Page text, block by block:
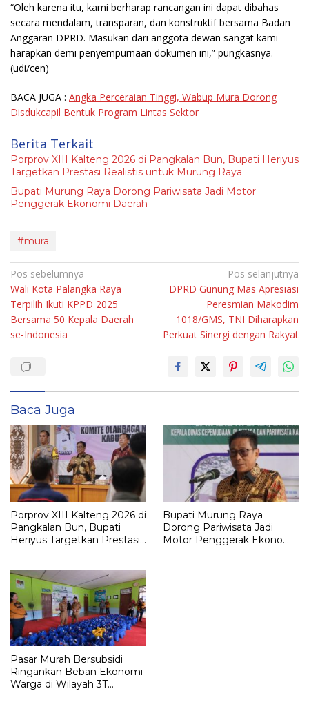
“Oleh karena itu, kami berharap rancangan ini dapat dibahas
secara mendalam, transparan, dan konstruktif bersama Badan
Anggaran DPRD. Masukan dari anggota dewan sangat kami
harapkan demi penyempurnaan dokumen ini,” pungkasnya.
(udi/cen)
BACA JUGA : Angka Perceraian Tinggi, Wabup Mura Dorong
Disdukcapil Bentuk Program Lintas Sektor
Berita Terkait
Porprov XIII Kalteng 2026 di Pangkalan Bun, Bupati Heriyus
Targetkan Prestasi Realistis untuk Murung Raya
Bupati Murung Raya Dorong Pariwisata Jadi Motor
Penggerak Ekonomi Daerah
#mura
Navigasi
pos
Pos sebelumnya
Wali Kota Palangka Raya
Terpilih Ikuti KPPD 2025
Bersama 50 Kepala Daerah
se-Indonesia
Pos selanjutnya
DPRD Gunung Mas Apresiasi
Peresmian Makodim
1018/GMS, TNI Diharapkan
Perkuat Sinergi dengan Rakyat
Baca Juga
Porprov XIII Kalteng 2026 di
Pangkalan Bun, Bupati
Heriyus Targetkan Prestasi
Bupati Murung Raya
Dorong Pariwisata Jadi
Motor Penggerak Ekonomi
Pasar Murah Bersubsidi
Ringankan Beban Ekonomi
Warga di Wilayah 3T